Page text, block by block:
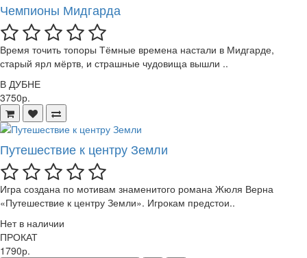
Чемпионы Мидгарда
Время точить топоры Тёмные времена настали в Мидгарде,
старый ярл мёртв, и страшные чудовища вышли ..
В ДУБНЕ
3750р.
Путешествие к центру Земли
Игра создана по мотивам знаменитого романа Жюля Верна
«Путешествие к центру Земли». Игрокам предстои..
Нет в наличии
ПРОКАТ
1790р.